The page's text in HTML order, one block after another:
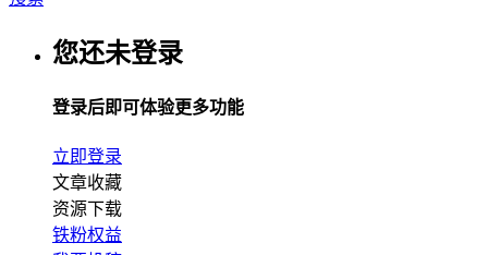
您还未登录
登录后即可体验更多功能
立即登录
文章收藏
资源下载
铁粉权益